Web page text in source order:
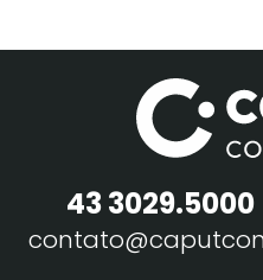
43 3029.5000